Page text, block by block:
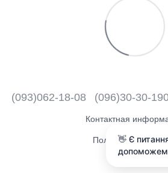
(093)062-18-08 (096)30-30-
Контактная
Полная версия
👋 Є